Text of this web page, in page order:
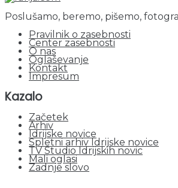
Poslušamo, beremo, pišemo,
Pravilnik o zasebnosti
Center zasebnosti
O nas
Oglaševanje
Kontakt
Impresum
Kazalo
Začetek
Arhiv
Idrijske novice
Spletni arhiv Idrijske novice
TV Studio Idrijskih novic
Mali oglasi
Zadnje slovo